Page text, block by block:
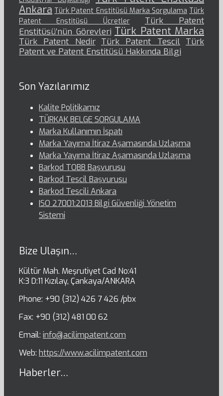
Ankara Türk Patent Enstitüsü Marka Sorgulama Türk
Patent Enstitüsü Ücretler
Türk Patent
Enstitüsü’nün Görevleri Türk Patent Marka
Türk Patent Nedir Türk Patent Tescil Türk
Patent ve Patent Enstitüsü Hakkında Bilgi
Son Yazılarımız
Kalite Politikamız
TÜRKAK BELGE SORGULAMA
Marka Kullanımın İspatı
Marka Yayıma İtiraz Aşamasında Uzlaşma
Marka Yayıma İtiraz Aşamasında Uzlaşma
Barkod TOBB Başvurusu
Barkod Tescil Başvurusu
Barkod Tescili Ankara
ISO 27001:2013 Bilgi Güvenliği Yönetim
Sistemi
Bize Ulaşın…
Kültür Mah. Meşrutiyet Cad No:41
K:3 D:11 Kızılay, Çankaya/ANKARA
Phone: +90 (312) 426 7 426 /pbx
Fax: +90 (312) 481 00 62
Email: info@acilimpatent.com
Web: https://www.acilimpatent.com
Haberler…